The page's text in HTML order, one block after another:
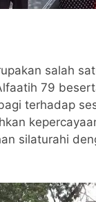
salah
79
terhadap
silaturahi